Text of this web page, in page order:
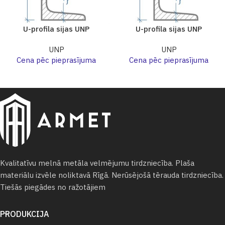
U-profila sijas UNP
UNP
Cena pēc pieprasījuma
U-profila sijas UNP
UNP
Cena pēc pieprasījuma
Kvalitatīvu melnā metāla velmējumu tirdzniecība. Plaša
materiālu izvēle noliktavā Rīgā. Nerūsējošā tērauda tirdzniecība.
Tiešās piegādes no ražotājiem
PRODUKCIJA